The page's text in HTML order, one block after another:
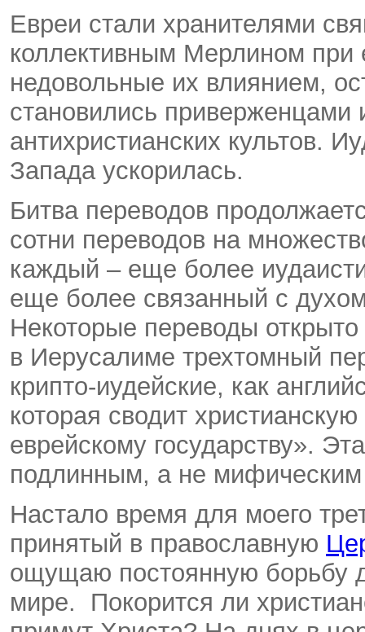
Евреи стали хранителями
коллективным Мерлином
недовольные их влиянием,
становились приверженцами
антихристианских культов.
Запада ускорилась.
Битва переводов
сотни переводов на
каждый – еще более
еще более связанный с
Некоторые переводы
в Иерусалиме трехтомный
крипто-иудейские, как
которая сводит
еврейскому государству».
подлинным, а не мифическим
Настало время для моего
принятый в православную
ощущаю постоянную борьбу
мире. Покорится ли